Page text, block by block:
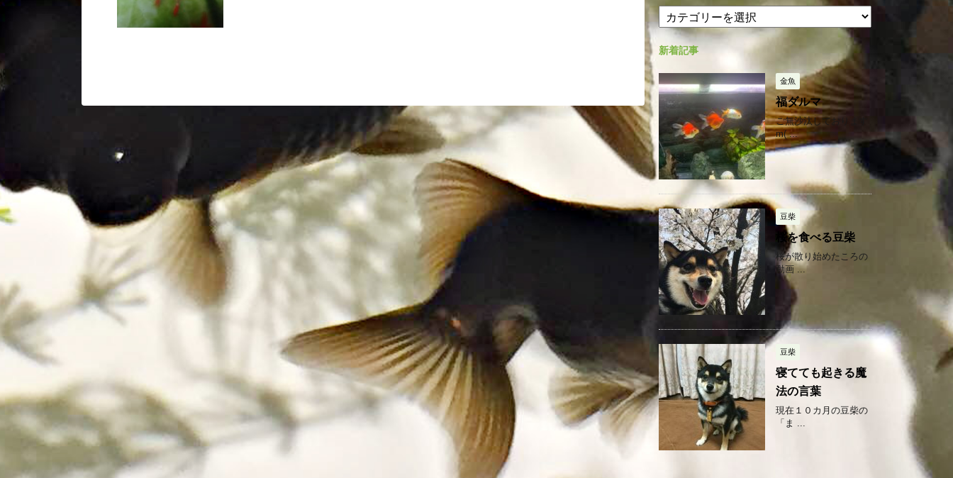
カ
イ
ブ
カ
テ
リ
ー
新着記事
金魚
福ダルマ
ご無沙汰しております
m( ...
豆柴
桜を食べる豆柴
桜が散り始めたころの
動画 ...
豆柴
寝てても起きる魔
法の言葉
現在１０カ月の豆柴の
「ま ...